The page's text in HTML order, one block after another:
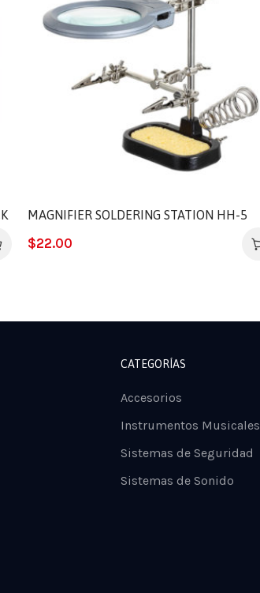
MAGNIFIER SOLDERING STATION HH-5
$22.00
CATEGORÍAS
Accesorios
Instrumentos Musicales
Sistemas de Seguridad
Sistemas de Sonido